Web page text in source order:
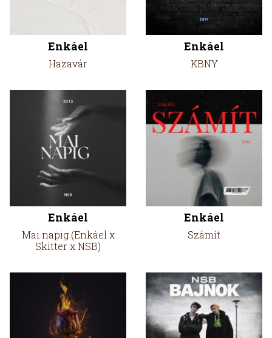
Enkáel
Hazavár
Enkáel
KBNY
Enkáel
Mai napig (Enkáel x
Skitter x NSB)
Enkáel
Számít